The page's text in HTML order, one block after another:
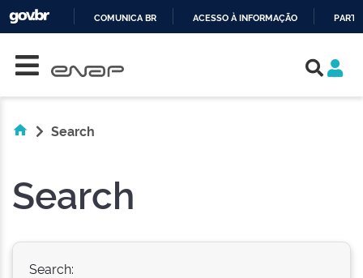
COMUNICA BR ACESSO À INFORMAÇÃO
Search
Search
Search: